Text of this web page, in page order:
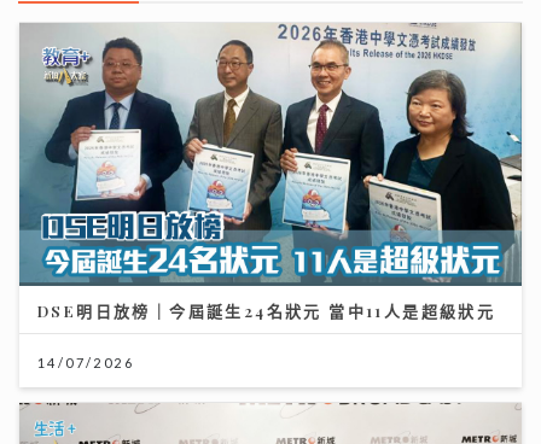
DSE明日放榜｜今屆誕生24名狀元 當中11人是超級狀元
14/07/2026